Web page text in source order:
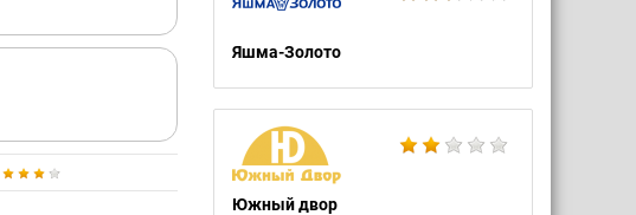
Яшма-Золото
Южный двор